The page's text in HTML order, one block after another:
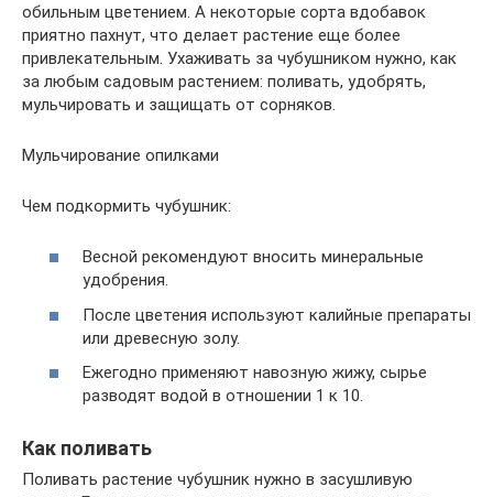
обильным цветением. А некоторые сорта вдобавок
приятно пахнут, что делает растение еще более
привлекательным. Ухаживать за чубушником нужно, как
за любым садовым растением: поливать, удобрять,
мульчировать и защищать от сорняков.
Мульчирование опилками
Чем подкормить чубушник:
Весной рекомендуют вносить минеральные
удобрения.
После цветения используют калийные препараты
или древесную золу.
Ежегодно применяют навозную жижу, сырье
разводят водой в отношении 1 к 10.
Как поливать
Поливать растение чубушник нужно в засушливую